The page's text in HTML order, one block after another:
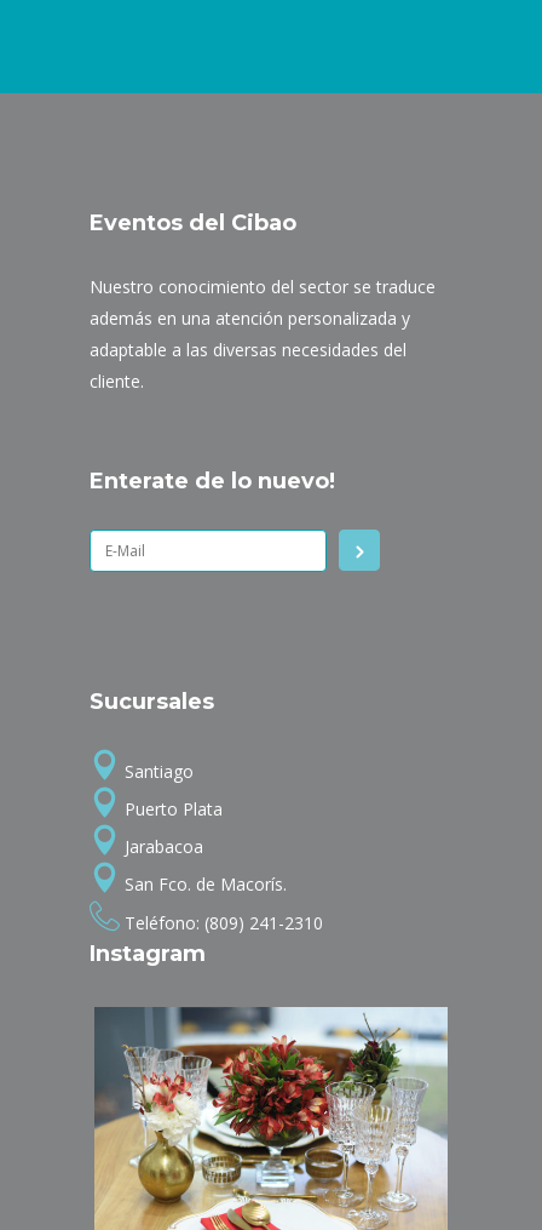
Eventos del Cibao
Nuestro conocimiento del sector se traduce
además en una atención personalizada y
adaptable a las diversas necesidades del
cliente.
Enterate de lo nuevo!
Sucursales
Santiago
Puerto Plata
Jarabacoa
San Fco. de Macorís.
Teléfono: (809) 241-2310
Instagram